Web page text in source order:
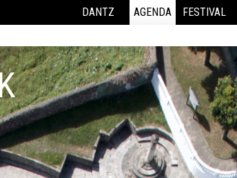
DANTZ AGENDA FESTIVAL